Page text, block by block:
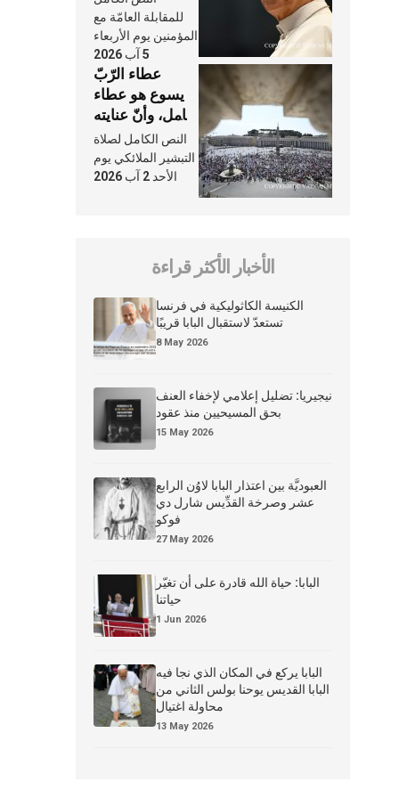
النَّفَس في حياة
الكنيسة
للمقابلة العامّة مع
المؤمنين يوم الأربعاء
5 آب 2026
عطاء الرّبّ
يسوع هو عطاء
شامل، وأنّ عنايته
بنا لا تغيب عنّا
أبدًا
النص الكامل لصلاة
التبشير الملائكي يوم
الأحد 2 آب 2026
الأخبار الأكثر قراءة
الكنيسة الكاثوليكية في فرنسا
تستعدّ لاستقبال البابا قريبًا
8 May 2026
نيجيريا: تضليل إعلامي لإخفاء العنف
بحق المسيحيين منذ عقود
15 May 2026
العبوديَّة بين اعتذار البابا لاوُن الرابع
عشر وصرخة القدِّيس شارل دي
فوكو
27 May 2026
البابا: حياة الله قادرة على أن تغيّر
حياتنا
1 Jun 2026
البابا يركع في المكان الذي نجا فيه
البابا القديس يوحنا بولس الثاني من
محاولة اغتيال
13 May 2026